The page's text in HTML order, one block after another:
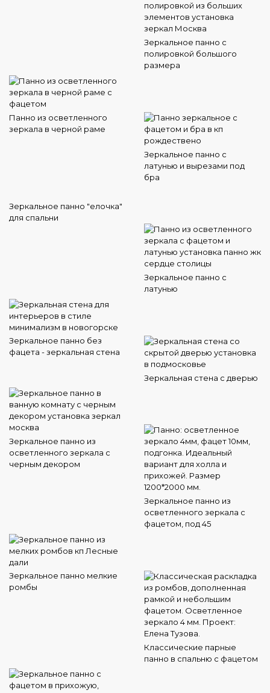
Зеркальное панно с
полировкой большого
размера
Панно из осветленного
зеркала в черной раме
Зеркальное панно с
латунью и вырезами под
бра
Зеркальное панно "елочка"
для спальни
Зеркальное панно с
латунью
Зеркальное панно без
фацета - зеркальная стена
Зеркальная стена с дверью
Зеркальное панно из
осветленного зеркала с
черным декором
Зеркальное панно из
осветленного зеркала с
фацетом, под 45
Зеркальное панно мелкие
ромбы
Классические парные
панно в спальню с фацетом